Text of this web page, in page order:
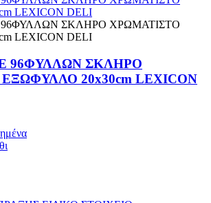
96ΦΥΛΛΩΝ ΣΚΛΗΡΟ
20x30cm LEXICON